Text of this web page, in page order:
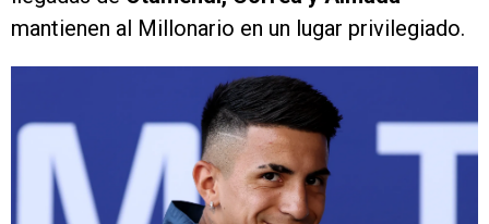
mantienen al Millonario en un lugar privilegiado.